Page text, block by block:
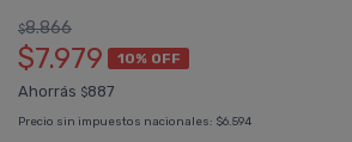
$8.866
$7.979 10% OFF
Ahorrás $887
Precio sin impuestos nacionales: $6.594